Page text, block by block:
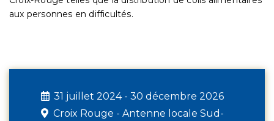
aux personnes en difficultés.
31 juillet 2024 - 30 décembre 2026
Croix Rouge - Antenne locale Sud-